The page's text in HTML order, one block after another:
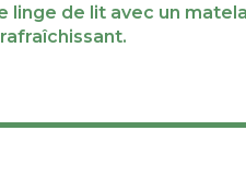
linge de lit avec un